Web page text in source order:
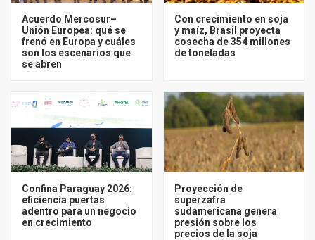
Acuerdo Mercosur–
Unión Europea: qué se
frenó en Europa y cuáles
son los escenarios que
se abren
Con crecimiento en soja
y maíz, Brasil proyecta
cosecha de 354 millones
de toneladas
Confina Paraguay 2026:
eficiencia puertas
adentro para un negocio
en crecimiento
Proyección de
superzafra
sudamericana genera
presión sobre los
precios de la soja